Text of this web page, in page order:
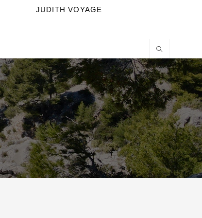
JUDITH VOYAGE